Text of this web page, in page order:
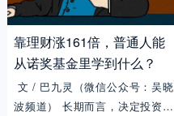
靠理财涨161倍，普通人能
从诺奖基金里学到什么？
文 / 巴九灵（微信公众号：吴晓
波频道） 长期而言，决定投资收